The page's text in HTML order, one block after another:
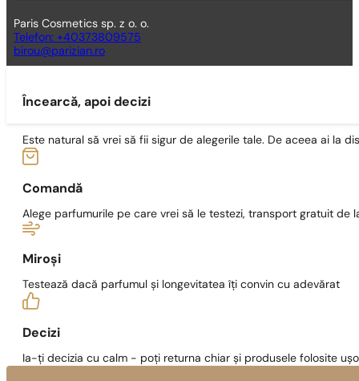
Paris Cosmetics sp. z o. o.
Telefon: +40373809575
birou@parizian.ro
Încearcă, apoi decizi
Este natural să vrei să fii sigur de alegerile tale. De aceea ai la
Comandă
Alege parfumurile pe care vrei să le testezi, transport gratuit de
Miroși
Testează dacă parfumul și longevitatea îți convin cu adevărat
Decizi
Ia-ți decizia cu calm - poți returna chiar și produsele folosite